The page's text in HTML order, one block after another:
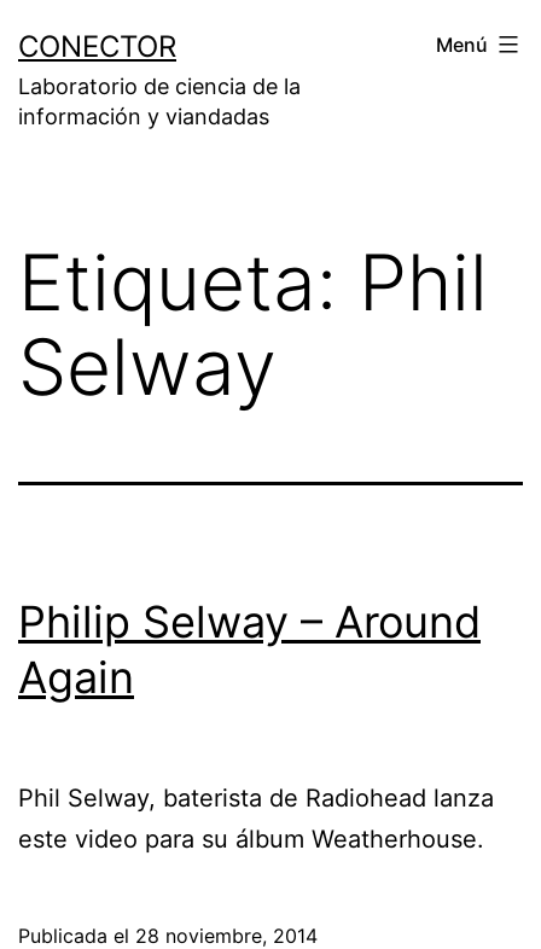
contenido
CONECTOR
Laboratorio de ciencia de la
información y viandadas
Menú
Etiqueta: Phil
Selway
Philip Selway – Around
Again
Phil Selway, baterista de Radiohead lanza
este video para su álbum Weatherhouse.
Publicada el 28 noviembre, 2014